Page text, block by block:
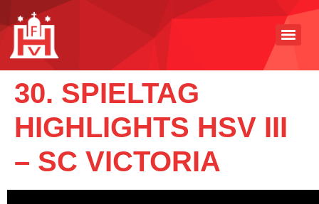
30. SPIELTAG
HIGHLIGHTS HSV III
– SC VICTORIA